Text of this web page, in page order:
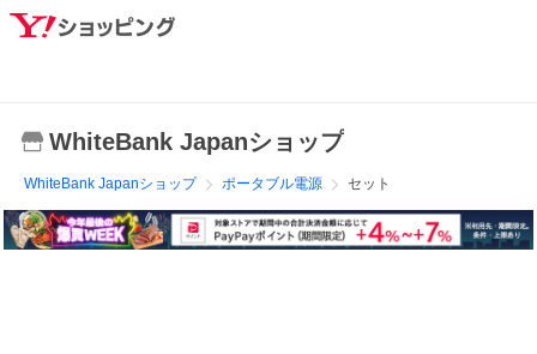
WhiteBank Japanショップ
WhiteBank Japanショップ ポータブル電源 セット